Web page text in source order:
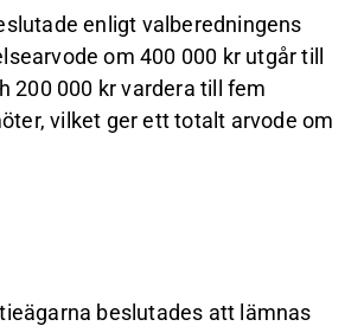
enligt valberedningens
om 400 000 kr utgår till
200 000 kr vardera till fem
vilket ger ett totalt arvode om
beslutades att lämnas